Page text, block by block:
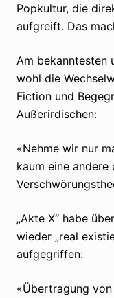
Popkultur, die
aufgreift. Das
Am bekanntesten
wohl die
Fiction und
Außerirdischen:
«Nehme wir nur
kaum eine andere
„Akte X“ habe
wieder „real
aufgegriffen:
«Übertragung